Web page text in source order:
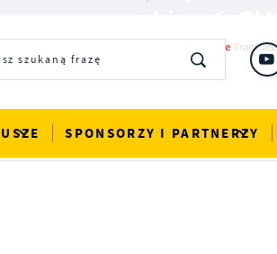
SPONSORZY I PARTNERZY